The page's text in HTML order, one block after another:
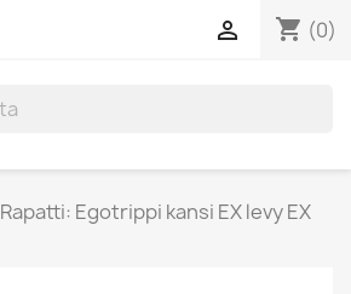
shopping_cart (0)

Rapatti: Egotrippi kansi EX levy EX